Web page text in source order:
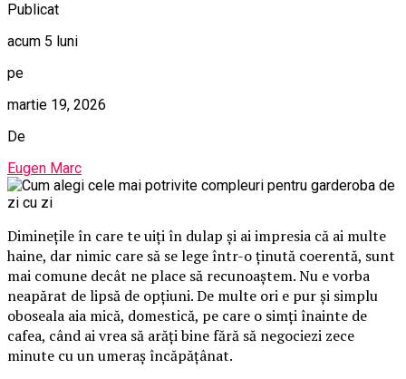
Publicat
acum 5 luni
pe
martie 19, 2026
De
Eugen Marc
Diminețile în care te uiți în dulap și ai impresia că ai multe
haine, dar nimic care să se lege într-o ținută coerentă, sunt
mai comune decât ne place să recunoaștem. Nu e vorba
neapărat de lipsă de opțiuni. De multe ori e pur și simplu
oboseala aia mică, domestică, pe care o simți înainte de
cafea, când ai vrea să arăți bine fără să negociezi zece
minute cu un umeraș încăpățânat.